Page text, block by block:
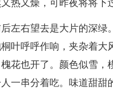
热又燥，可昨夜将将下
左右望去是大片的深
叶呼呼作响，夹杂着
花也开了。颜色似雪
一串分着吃。味道甜甜